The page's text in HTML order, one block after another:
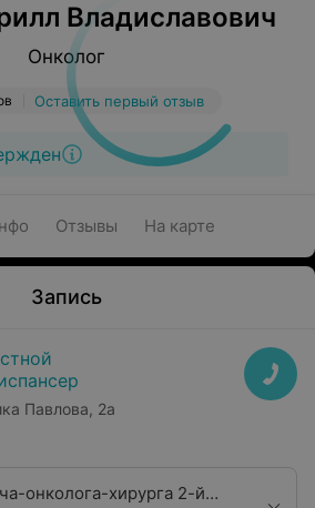
Владиславович
Онколог
Оставить первый отзыв
Отзывы На карте
Запись
Павлова, 2а
онколога-хирурга 2-й